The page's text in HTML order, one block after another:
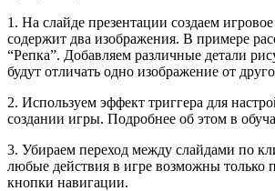
1. На слайде презентации создаем
содержит два изображения. В примере
“Репка”. Добавляем различные детали
будут отличать одно изображение от
2. Используем эффект триггера для
создании игры. Подробнее об этом в
3. Убираем переход между слайдами по
любые действия в игре возможны только
кнопки навигации.